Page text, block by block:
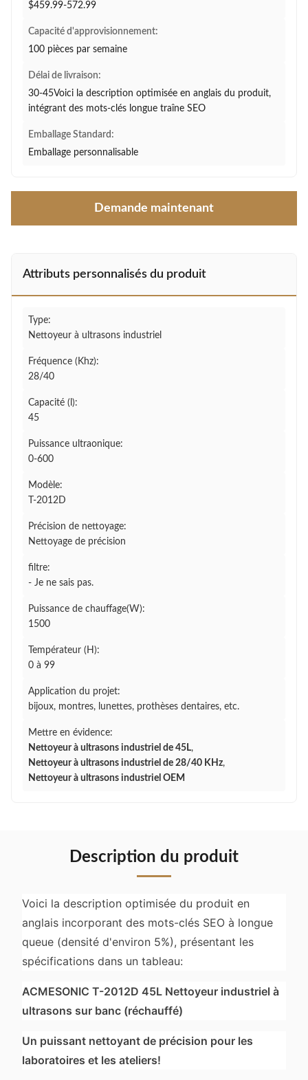
$459.99-572.99
Capacité d'approvisionnement:
100 pièces par semaine
Délai de livraison:
30-45Voici la description optimisée en anglais du produit,
intégrant des mots-clés longue traîne SEO
Emballage Standard:
Emballage personnalisable
Demande maintenant
Attributs personnalisés du produit
Type:
Nettoyeur à ultrasons industriel
Fréquence (Khz):
28/40
Capacité (l):
45
Puissance ultraonique:
0-600
Modèle:
T-2012D
Précision de nettoyage:
Nettoyage de précision
filtre:
- Je ne sais pas.
Puissance de chauffage(W):
1500
Températeur (H):
0 à 99
Application du projet:
bijoux, montres, lunettes, prothèses dentaires, etc.
Mettre en évidence:
Nettoyeur à ultrasons industriel de 45L,
Nettoyeur à ultrasons industriel de 28/40 KHz,
Nettoyeur à ultrasons industriel OEM
Description du produit
Voici la description optimisée du produit en
anglais incorporant des mots-clés SEO à longue
queue (densité d'environ 5%), présentant les
spécifications dans un tableau:
ACMESONIC T-2012D 45L Nettoyeur industriel à
ultrasons sur banc (réchauffé)
Un puissant nettoyant de précision pour les
laboratoires et les ateliers!